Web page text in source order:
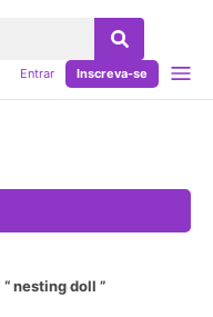
Entrar Inscreva-se
nesting doll